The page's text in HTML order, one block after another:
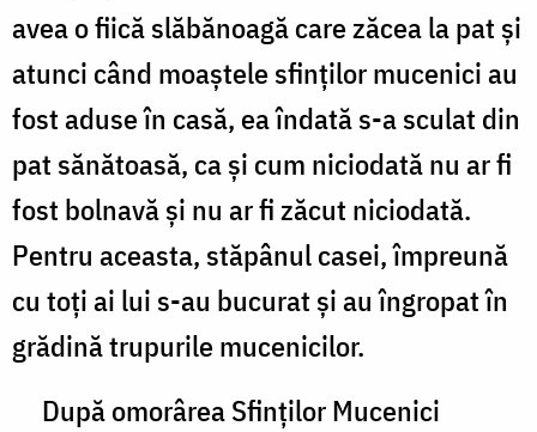
avea o fiică slăbănoagă care zăcea la pat şi
atunci când moaştele sfinţilor mucenici au
fost aduse în casă, ea îndată s-a sculat din
pat sănătoasă, ca şi cum niciodată nu ar fi
fost bolnavă şi nu ar fi zăcut niciodată.
Pentru aceasta, stăpânul casei, împreună
cu toţi ai lui s-au bucurat şi au îngropat în
grădină trupurile mucenicilor.
După omorârea Sfinţilor Mucenici